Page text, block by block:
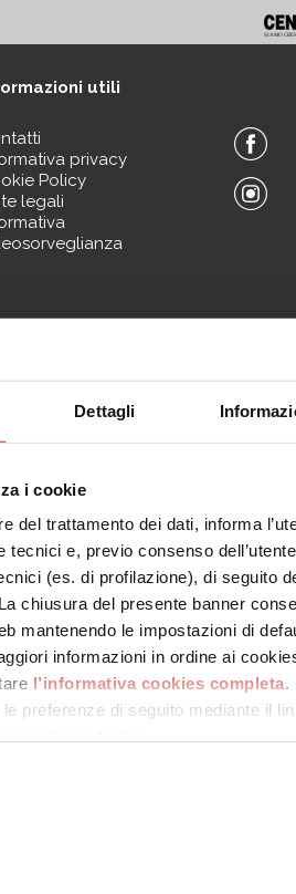
Dettagli
i cookie
del trattamento dei dati, informa
tecnici e, previo consenso
(es. di profilazione), di seguito
chiusura del presente banner
mantenendo le impostazioni di
informazioni in ordine ai
l’informativa cookies completa.
preferenze di seguito mediante il
utili
privacy
Policy
legali
sui nostri Spazi Expo
Piave, Via Iseo, 1 San Donà di